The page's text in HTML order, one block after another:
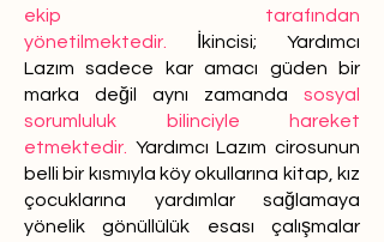
ekip tarafından
yönetilmektedir.
İkincisi; Yardımcı
Lazım sadece kar amacı güden bir
marka değil aynı zamanda sosyal
sorumluluk bilinciyle hareket
etmektedir.
Yardımcı Lazım cirosunun
belli bir kısmıyla köy okullarına kitap, kız
çocuklarına yardımlar sağlamaya
yönelik gönüllülük esası çalışmalar